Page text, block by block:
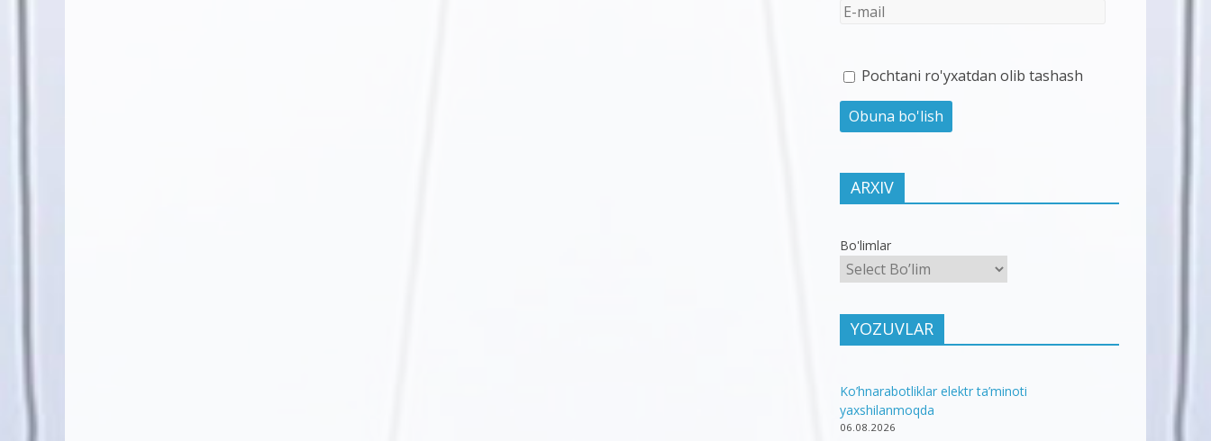
Pochtani ro'yxatdan olib tashash
ARXIV
Bo'limlar
YOZUVLAR
Ko’hnarabotliklar elektr ta’minoti
yaxshilanmoqda
06.08.2026